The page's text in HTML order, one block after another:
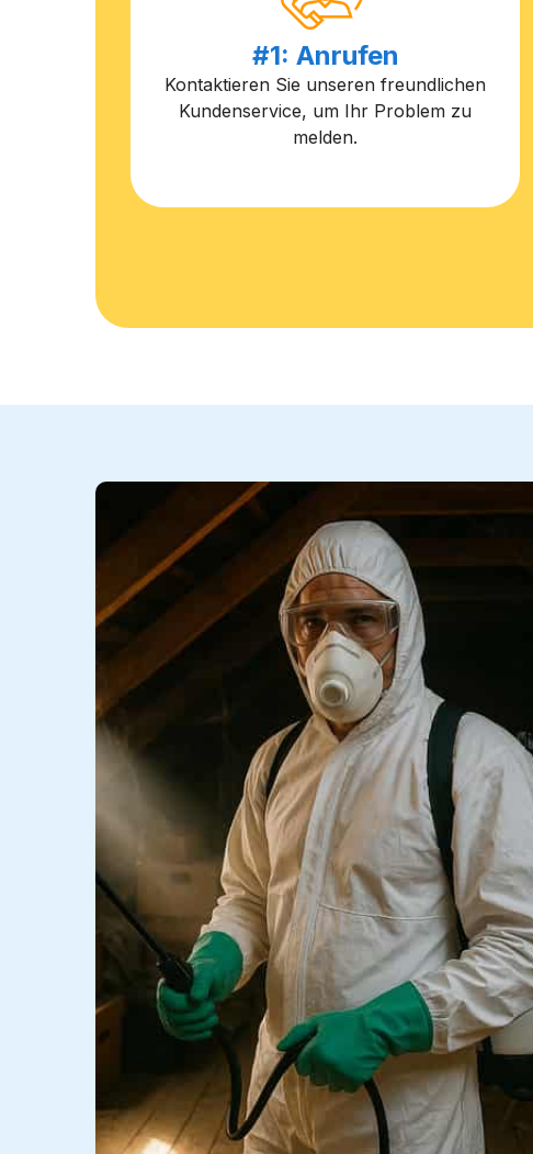
#1: Anrufen
Kontaktieren Sie unseren freundlichen
Kundenservice, um Ihr Problem zu
melden.